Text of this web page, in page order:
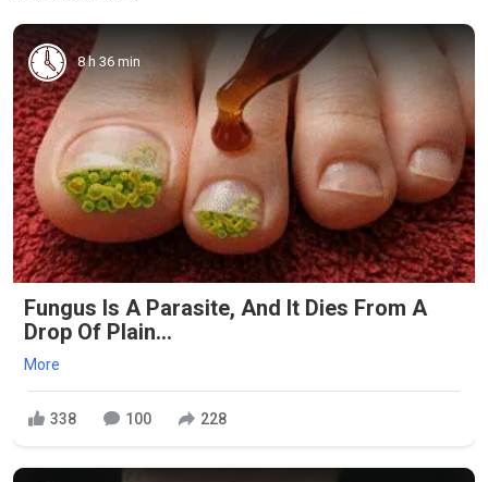
8 h 36 min
Fungus Is A Parasite, And It Dies From A
Drop Of Plain...
More
338 100 228